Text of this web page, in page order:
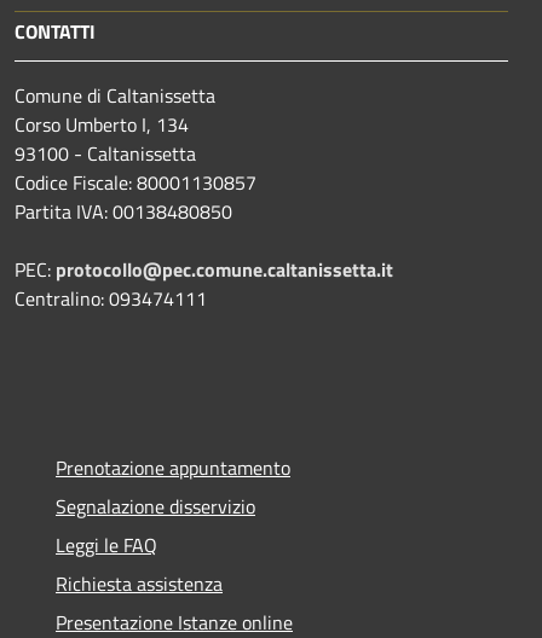
CONTATTI
Comune di Caltanissetta
Corso Umberto I, 134
93100 - Caltanissetta
Codice Fiscale: 80001130857
Partita IVA: 00138480850
PEC: protocollo@pec.comune.caltanissetta.it
Centralino: 093474111
Prenotazione appuntamento
Segnalazione disservizio
Leggi le FAQ
Richiesta assistenza
Presentazione Istanze online